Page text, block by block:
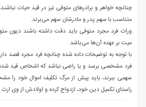
چنانچه خواهر و برادرهای متوفی نیز در قید حیات
متناسب با سهم پدر و مادرشان سهم می‌برند.
وراث فرد مجرد متوفی باید دقت داشته باشند دیون
میت بر عهده آن‌ها می‌باشد.
با توجه به توضیحات داده شده چنانچه فرد مجرد قصد
فرد مشخصی برسد و یا راضی نباشد که اشخاص قید
سهمی ببرند، باید پیش از مرگ تکلیف اموال خود را
راستای تکمیل دین خود، ازدواج کرده و اولادش از وی ارث